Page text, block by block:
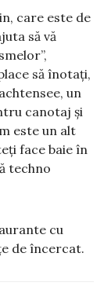
care este de
să vă
să înotați,
un
canotaj și
este un alt
face baie în
techno
cu
de încercat.